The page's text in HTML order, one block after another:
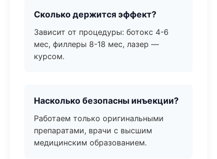
Сколько держится эффект?
Зависит от процедуры: ботокс 4-6
мес, филлеры 8-18 мес, лазер —
курсом.
Насколько безопасны инъекции?
Работаем только оригинальными
препаратами, врачи с высшим
медицинским образованием.